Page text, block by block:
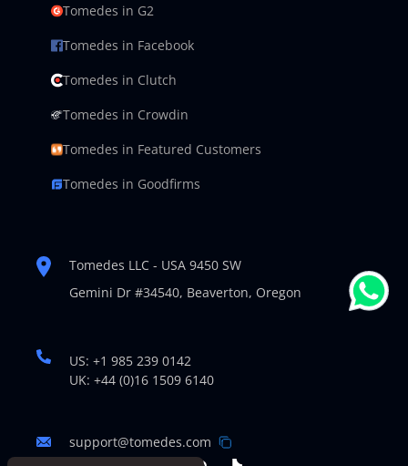
Tomedes in G2
Tomedes in Facebook
Tomedes in Clutch
Tomedes in Crowdin
Tomedes in Featured Customers
Tomedes in Goodfirms
Tomedes LLC - USA 9450 SW
Gemini Dr #34540, Beaverton, Oregon
US: +1 985 239 0142
UK: +44 (0)16 1509 6140
support@tomedes.com